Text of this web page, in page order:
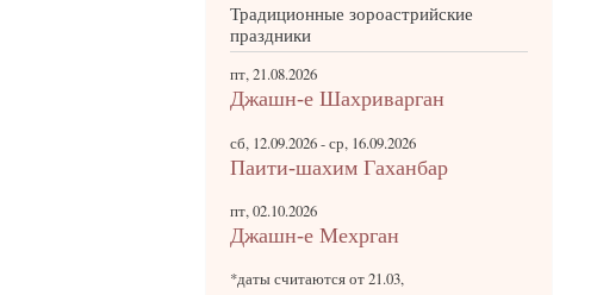
Традиционные зороастрийские
праздники
пт, 21.08.2026
Джашн-е Шахриварган
сб, 12.09.2026-ср, 16.09.2026
Паити-шахим Гаханбар
пт, 02.10.2026
Джашн-е Мехрган
*даты считаются от 21.03,